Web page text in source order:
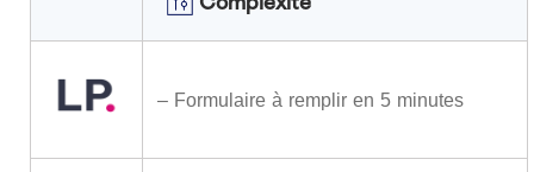
– Formulaire à remplir en 5 minutes